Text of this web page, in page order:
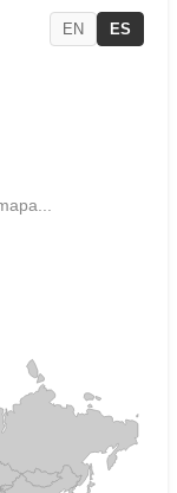
EN ES